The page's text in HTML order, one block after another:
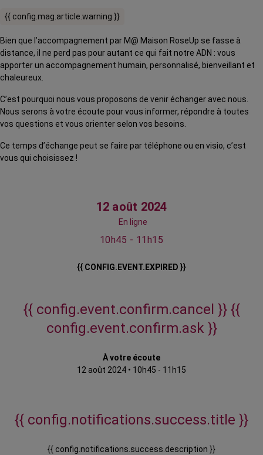
{{ config.mag.article.warning }}
Bien que l’accompagnement par M@ Maison RoseUp se fasse à
distance, il ne perd pas pour autant ce qui fait notre ADN : vous
apporter un accompagnement humain, personnalisé, bienveillant et
chaleureux.
C’est pourquoi nous vous proposons de venir échanger avec nous.
Nous serons à votre écoute pour vous informer, répondre à toutes
vos questions et vous orienter selon vos besoins.
Ce temps d’échange peut se faire par téléphone ou en visio, c’est
vous qui choisissez !
12 août 2024
En ligne
10h45 - 11h15
{{ CONFIG.EVENT.EXPIRED }}
{{ config.event.confirm.cancel }} {{
config.event.confirm.ask }}
À votre écoute
12 août 2024 • 10h45 - 11h15
{{ config.notifications.success.title }}
{{ config.notifications.success.description }}